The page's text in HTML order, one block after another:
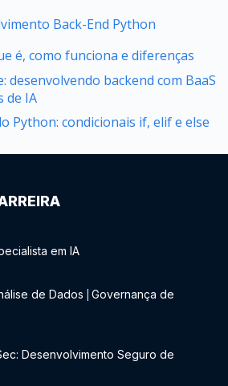
Back-End Python
é, como funciona e diferenças
desenvolvendo backend com BaaS
de IA
Python: condicionais if, elif e else
em IA
de Dados
Governança de
Desenvolvimento Seguro de